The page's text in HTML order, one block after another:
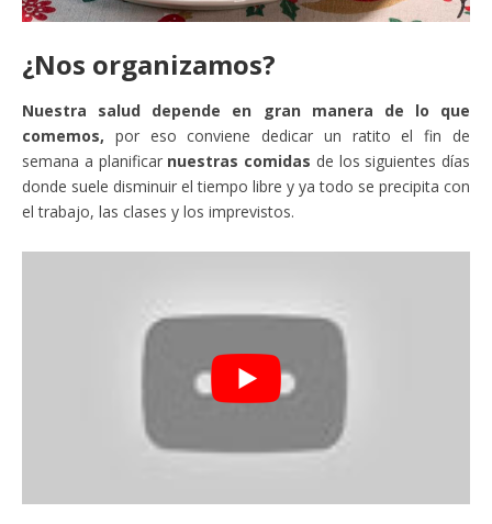
¿Nos organizamos?
Nuestra salud depende en gran manera de lo que
comemos, por eso conviene dedicar un ratito el fin de
semana a planificarnuestras comidas de los siguientes días
donde suele disminuir el tiempo libre y ya todo se precipita con
el trabajo, las clases y los imprevistos.